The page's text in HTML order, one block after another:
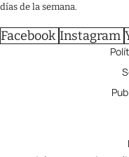
días de la semana.
Facebook Instagram